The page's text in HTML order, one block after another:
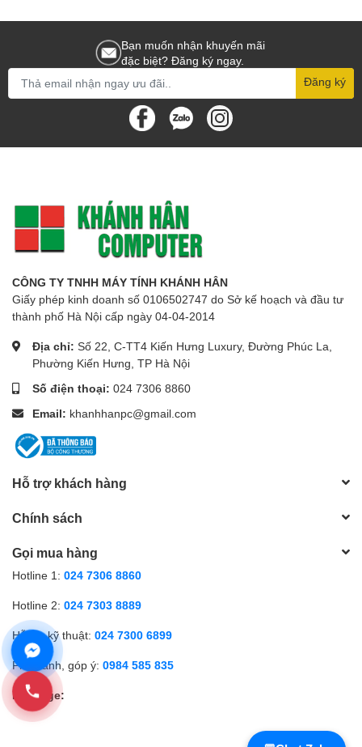
Bạn muốn nhận khuyến mãi
đặc biệt? Đăng ký ngay.
Đăng ký
CÔNG TY TNHH MÁY TÍNH KHÁNH HÂN
Giấy phép kinh doanh số 0106502747 do Sở kế hoạch và đầu tư
thành phố Hà Nội cấp ngày 04-04-2014
Địa chỉ: Số 22, C-TT4 Kiến Hưng Luxury, Đường Phúc La,
Phường Kiến Hưng, TP Hà Nội
Số điện thoại: 024 7306 8860
Email: khanhhanpc@gmail.com
Hỗ trợ khách hàng
Chính sách
Gọi mua hàng
Hotline 1: 024 7306 8860
Hotline 2: 024 7303 8889
Hỗ trợ kỹ thuật: 024 7300 6899
Phản ánh, góp ý: 0984 585 835
Fanpage: